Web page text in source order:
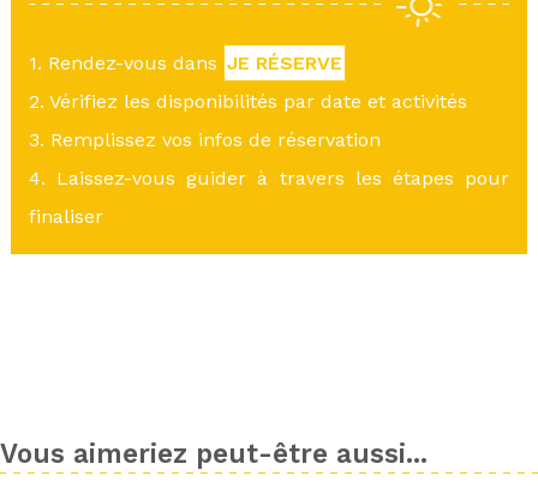
1. Rendez-vous dans JE RÉSERVE
2. Vérifiez les disponibilités par date et activités
3. Remplissez vos infos de réservation
4. Laissez-vous guider à travers les étapes pour
finaliser
Vous aimeriez peut-être aussi...